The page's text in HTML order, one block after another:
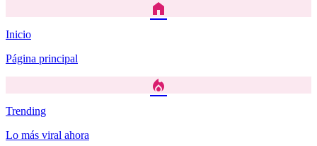
home
Inicio
Página principal
local_fire_department
Trending
Lo más viral ahora